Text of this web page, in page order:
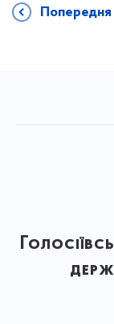
Попередня